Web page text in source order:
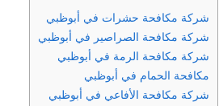
شركة مكافحة حشرات في أبوظبي
شركة مكافحة الصراصير في أبوظبي
شركة مكافحة الرمة في أبوظبي
مكافحة الحمام في أبوظبي
شركة مكافحة الأفاعي في أبوظبي